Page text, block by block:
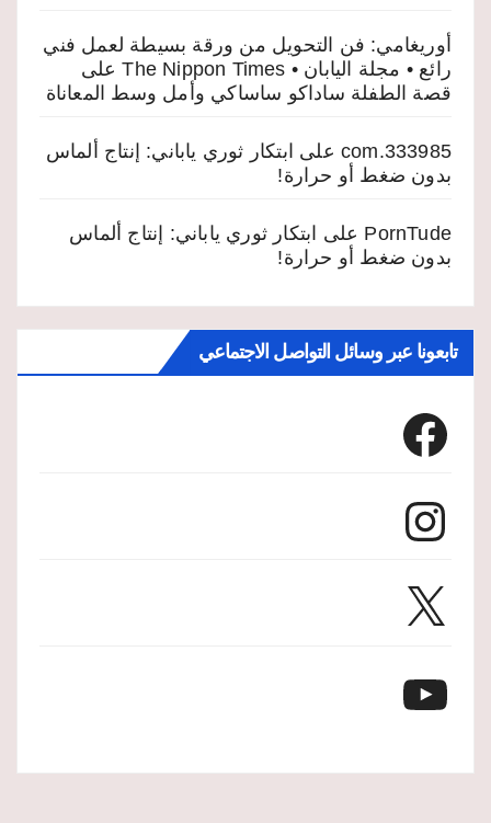
أوريغامي: فن التحويل من ورقة بسيطة لعمل فني
رائع • مجلة اليابان • The Nippon Times
على
قصة الطفلة ساداكو ساساكي وأمل وسط المعاناة
333985.com على ابتكار ثوري ياباني: إنتاج ألماس
بدون ضغط أو حرارة!
PornTude على
ابتكار ثوري ياباني: إنتاج ألماس
بدون ضغط أو حرارة!
تابعونا عبر وسائل التواصل الاجتماعي
Facebook
Instagram
X
YouTube